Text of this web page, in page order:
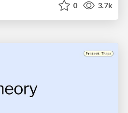
0 3.7k